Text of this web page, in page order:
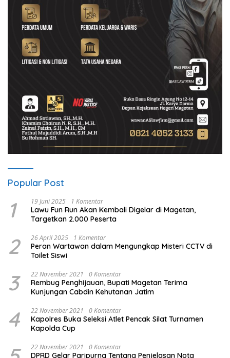
Popular Post
1 19 Juni 2025 1 Komentar
Lawu Fun Run Akan Kembali Digelar di Magetan,
Targetkan 2.000 Peserta
2 26 April 2025 1 Komentar
Peran Wartawan dalam Mengungkap Misteri CCTV di
Toilet Siswi
3 22 November 2021 0 Komentar
Rembug Penghijauan, Bupati Magetan Terima
Kunjungan Cabdin Kehutanan Jatim
4 22 November 2021 0 Komentar
Kapolres Buka Seleksi Atlet Pencak Silat Turnamen
Kapolda Cup
22 November 2021 0 Komentar
DPRD Gelar Paripurna Tentang Penjelasan Nota